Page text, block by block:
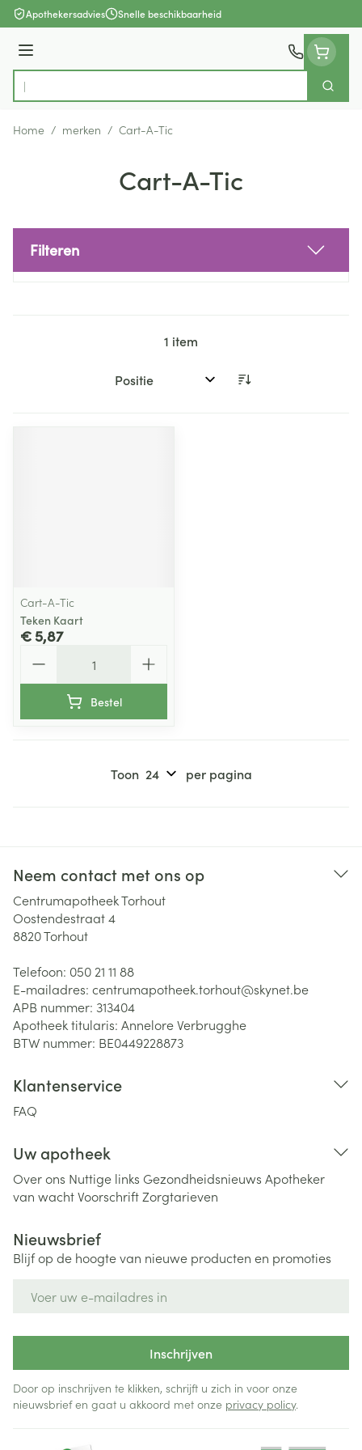
Ga naar de inhoud
Apothekersadvies Snelle beschikbaarheid
Menu
Product, merk, categorie...
Zoek
Home / merken / Cart-A-Tic
Cart-A-Tic
Filteren
1 item
Sorteer op:
Cart-A-Tic
Teken Kaart
€ 5,87
Bestel
Toon per pagina
Neem contact met ons op
Centrumapotheek Torhout
Oostendestraat 4
8820Torhout
Telefoon: 050 21 11 88
E-mailadres: centrumapotheek.torhout@skynet.be
APB nummer: 313404
Apotheek titularis: Annelore Verbrugghe
BTW nummer: BE0449228873
Klantenservice
FAQ
Uw apotheek
Over ons Nuttige links Gezondheidsnieuws Apotheker
van wachtVoorschriftZorgtarieven
Nieuwsbrief
Blijf op de hoogte van nieuwe producten en promoties
Inschrijven
Door op inschrijven te klikken, schrijft u zich in voor onze
nieuwsbrief en gaat u akkoord met onze privacy policy.